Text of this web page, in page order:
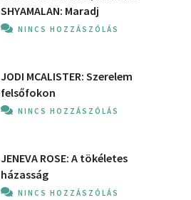
SHYAMALAN: Maradj
NINCS HOZZÁSZÓLÁS
JODI MCALISTER: Szerelem
felsőfokon
NINCS HOZZÁSZÓLÁS
JENEVA ROSE: A ​tökéletes
házasság
NINCS HOZZÁSZÓLÁS